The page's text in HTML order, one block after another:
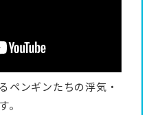
ペンギンたちの浮気・
。